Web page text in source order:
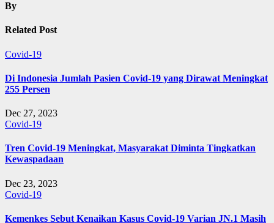
By
Related Post
Covid-19
Di Indonesia Jumlah Pasien Covid-19 yang Dirawat Meningkat
255 Persen
Dec 27, 2023
Covid-19
Tren Covid-19 Meningkat, Masyarakat Diminta Tingkatkan
Kewaspadaan
Dec 23, 2023
Covid-19
Kemenkes Sebut Kenaikan Kasus Covid-19 Varian JN.1 Masih